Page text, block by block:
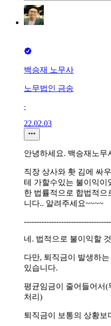
백승재 노무사
노무법인 금송
∙
22.02.03
안녕하세요. 백승재노무
직장 상사와 홧 김에 싸
테 가할수있는 불이익이
한 법률적으로 합법적
니다.. 알려주세요~~~~
네. 법적으로 불이익할
다만, 퇴직금이 발생하
있습니다.
평균임금이 줄어들어서(
처리)
퇴직금이 보통의 상황보